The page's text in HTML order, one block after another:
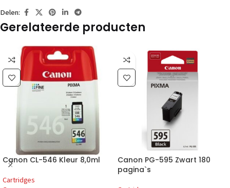
Delen:
Gerelateerde producten
Canon CL-546 Kleur 8,0ml
Cartridges
Canon PG-595 Zwart 180
pagina`s